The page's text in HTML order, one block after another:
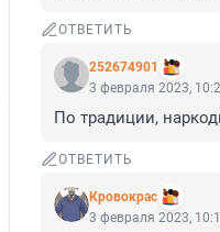
ОТВЕТИТЬ
252674901
3 февраля 2023,
По традиции,
ОТВЕТИТЬ
Кровокрас
3 февраля 2023,